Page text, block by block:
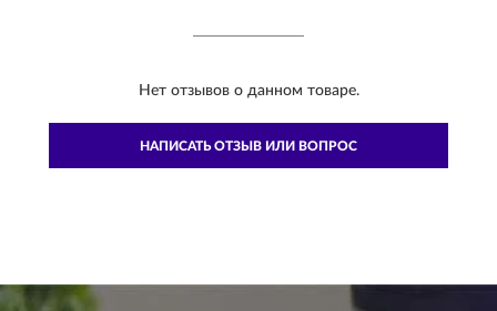
Нет отзывов о данном товаре.
НАПИСАТЬ ОТЗЫВ ИЛИ ВОПРОС